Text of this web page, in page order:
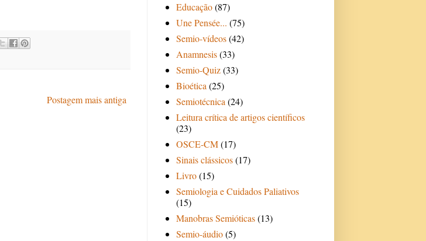
Postagem mais antiga
Educação(87)
Une Pensée... (75)
Semio-vídeos(42)
Anamnesis(33)
Semio-Quiz(33)
Bioética (25)
Semiotécnica (24)
Leitura crítica de artigos científicos
(23)
OSCE-CM(17)
Sinais clássicos(17)
Livro(15)
Semiologia e Cuidados Paliativos
(15)
Manobras Semióticas(13)
Semio-áudio(5)